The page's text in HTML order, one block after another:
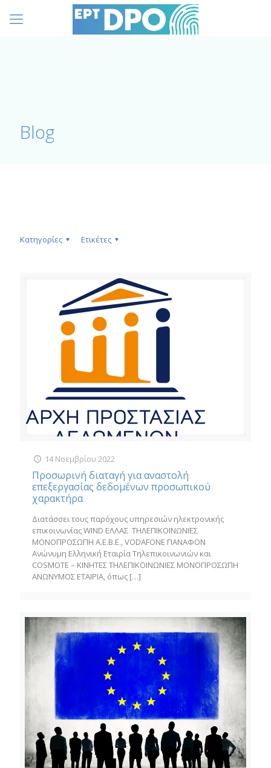
Blog
Κατηγορίες Ετικέτες
14 Νοεμβρίου 2022
Προσωρινή διαταγή για αναστολή
επεξεργασίας δεδομένων προσωπικού
χαρακτήρα
Διατάσσει τους παρόχους υπηρεσιών ηλεκτρονικής
επικοινωνίας WIND ΕΛΛΑΣ ΤΗΛΕΠΙΚΟΙΝΩΝΙΕΣ
ΜΟΝΟΠΡΟΣΩΠΗ Α.Ε.Β.Ε., VODAFONE ΠΑΝΑΦΟΝ
Ανώνυμη Ελληνική Εταιρία Τηλεπικοινωνιών και
COSMOTE – ΚΙΝΗΤΕΣ ΤΗΛΕΠΙΚΟΙΝΩΝΙΕΣ ΜΟΝΟΠΡΟΣΩΠΗ
ΑΝΩΝΥΜΟΣ ΕΤΑΙΡΙΑ, όπως […]